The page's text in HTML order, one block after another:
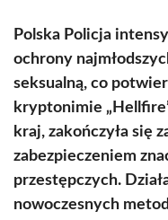
Polska Policja
ochrony
seksualną, co
kryptonimie
kraj, zakończyła się
zabezpieczeniem
przestępczych.
nowoczesnych